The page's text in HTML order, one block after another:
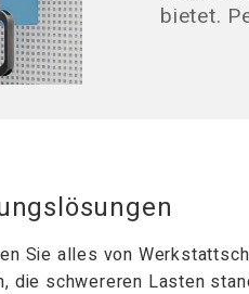
bietet.
Sie alles von
schwereren Lasten